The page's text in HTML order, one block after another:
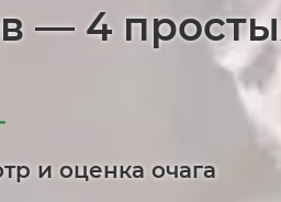
— 4
и оценка очага